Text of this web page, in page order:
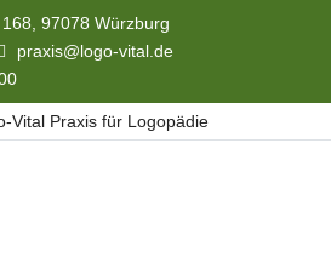
97078 Würzburg
praxis@logo-vital.de